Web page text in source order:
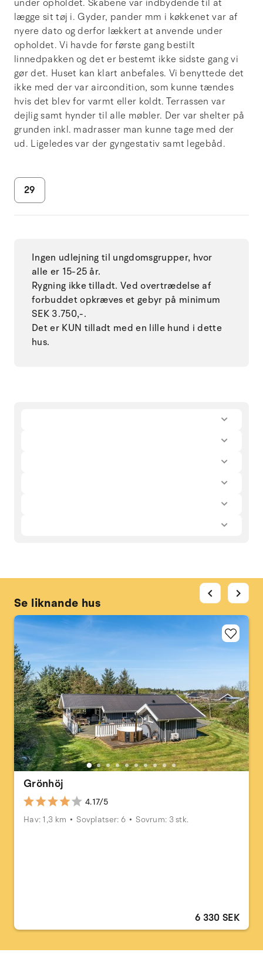
under opholdet. Skabene var indbydende til at
lægge sit tøj i. Gyder, pander mm i køkkenet var af
nyere dato og derfor lækkert at anvende under
opholdet. Vi havde for første gang bestilt
linnedpakken og det er bestemt ikke sidste gang vi
gør det. Huset kan klart anbefales. Vi benyttede det
ikke med der var aircondition, som kunne tændes
hvis det blev for varmt eller koldt. Terrassen var
dejlig samt hynder til alle møbler. Der var shelter på
grunden inkl. madrasser man kunne tage med der
ud. Ligeledes var der gyngestativ samt legebåd.
29
Ingen udlejning til ungdomsgrupper, hvor
alle er 15-25 år.
Rygning ikke tilladt. Ved overtrædelse af
forbuddet opkræves et gebyr på minimum
SEK 3.750,-.
Det er KUN tilladt med en lille hund i dette
hus.
Se liknande hus
Grönhöj
4.17/5
Hav: 1,3 km
Sovplatser: 6 Sovrum: 3 stk.
6 330 SEK
chevron_left chevron_right